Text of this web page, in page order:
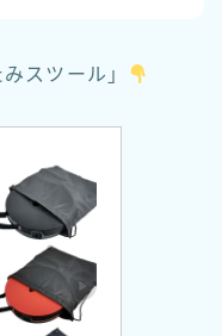
スツール」